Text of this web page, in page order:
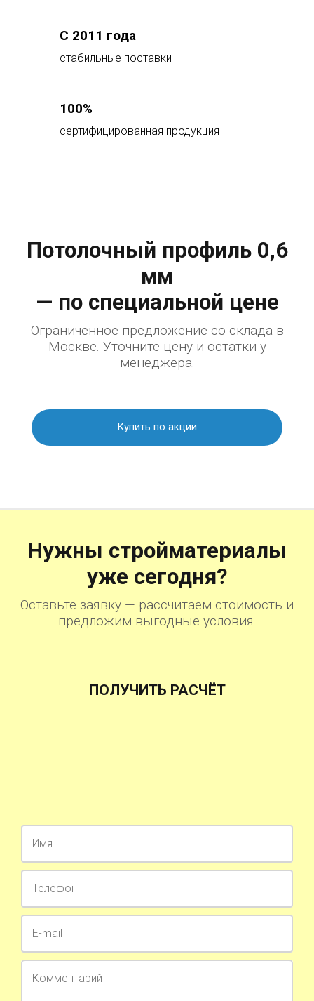
С 2011 года
стабильные поставки
100%
сертифицированная продукция
Потолочный профиль 0,6
мм
— по специальной цене
Ограниченное предложение со склада в
Москве. Уточните цену и остатки у
менеджера.
Купить по акции
Нужны стройматериалы
уже сегодня?
Оставьте заявку — рассчитаем стоимость и
предложим выгодные условия.
ПОЛУЧИТЬ РАСЧЁТ
Имя
Телефон
E-mail
Комментарий